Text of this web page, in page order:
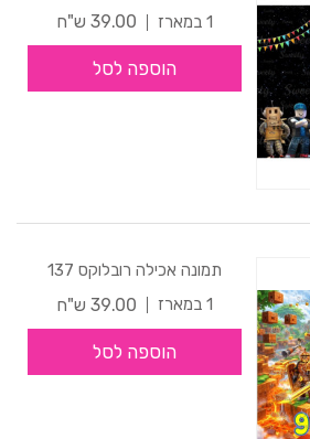
1 במארז
39.00 ש"ח
הוספה לסל
תמונה אכילה רובלוקס 137
1 במארז
39.00 ש"ח
הוספה לסל